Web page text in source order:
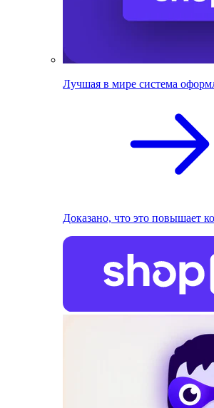
Лучшая в мире система
Доказано, что это повышает